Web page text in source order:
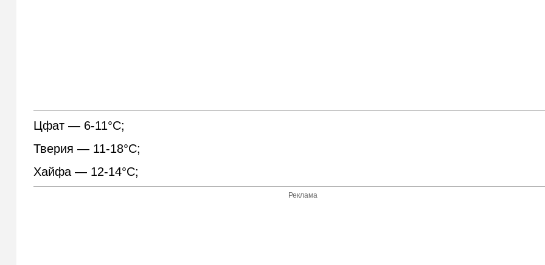
Цфат — 6-11°С;
Тверия — 11-18°С;
Хайфа — 12-14°С;
Реклама